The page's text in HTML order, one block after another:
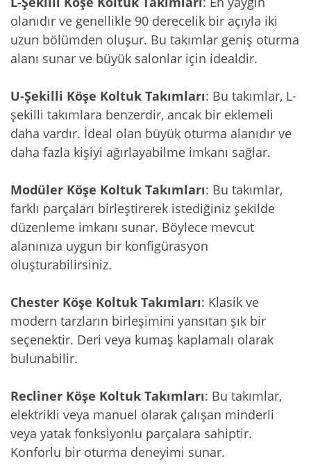
olanıdır ve genellikle 90 derecelik bir açıyla iki
uzun bölümden oluşur. Bu takımlar geniş oturma
alanı sunar ve büyük salonlar için idealdir.
U-Şekilli Köşe Koltuk Takımları: Bu takımlar, L-
şekilli takımlara benzerdir, ancak bir eklemeli
daha vardır. İdeal olan büyük oturma alanıdır ve
daha fazla kişiyi ağırlayabilme imkanı sağlar.
Modüler Köşe Koltuk Takımları: Bu takımlar,
farklı parçaları birleştirerek istediğiniz şekilde
düzenleme imkanı sunar. Böylece mevcut
alanınıza uygun bir konfigürasyon
oluşturabilirsiniz.
Chester Köşe Koltuk Takımları: Klasik ve
modern tarzların birleşimini yansıtan şık bir
seçenektir. Deri veya kumaş kaplamalı olarak
bulunabilir.
Recliner Köşe Koltuk Takımları: Bu takımlar,
elektrikli veya manuel olarak çalışan minderli
veya yatak fonksiyonlu parçalara sahiptir.
Konforlu bir oturma deneyimi sunar.